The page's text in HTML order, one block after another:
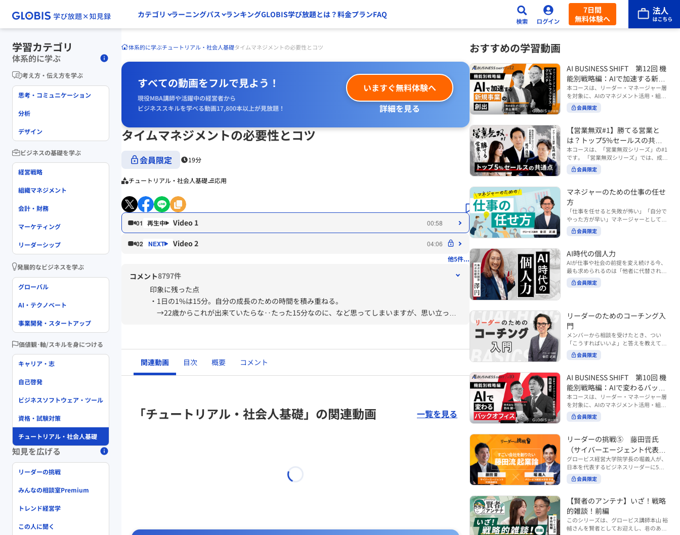
カテゴリ ラーニングパス ランキングGLOBIS学び放題とは？料金プランFAQ
7日間
無料体験へ
体系的に学ぶチュートリアル・社会人基礎タイムマネジメントの必要性とコツ
すべての動画をフルで見よう！
現役MBA講師や活躍中の経営者から
ビジネススキルを学べる動画17,800本以上が見放題！
いますぐ無料体験へ
詳細を見る
タイムマネジメントの必要性とコツ
会員限定 19分
チュートリアル・社会人基礎 応用
01 Video 1 00:58
02 Video 2
04:06
他5件...
コメント8797件
印象に残った点
・1日の1%は15分。自分の成長のための時間を積み重ねる。
→22歳からこれが出来ていたらな‥たった15分なのに、など思ってしまいますが、思い立った
感想
・計画を立ててしなかった（「出来なかった」もあるが「やらなかった」も多い）ことが何度もあ
り、罪悪感に苛まれる。出来たことを認識すること、自分を認めてあげることも必要。
関連動画 目次 概要 コメント
「チュートリアル・社会人基礎」の関連動画 一覧を見る
おすすめの学習動画
AI BUSINESS SHIFT 第12回 機
能別戦略編：AIで加速する新規
事業の創出
本コースは、リーダー・マネージャー層
を対象に、AIのマネジメント活用・組織
活用を体系的に学ぶ 『AI BUSINESS SHI
FTシリーズ（全12回）』の第12回で
る新規事業の創出」では、新規事業やス
タートアップを取り巻く環境がどのよう
に変化しているのかを俯瞰し、新たな価
値創造と非連続な成長を生み出すため
に、AI時代における事業機会の捉え方
や、成功確率を高めるための考え方につ
携わるリーダー・マネージャーの方 ・AI
を活用して事業創出のスピードや成功確
率を高めたい方 ・AI時代における新規事
業リーダーの役割やマインドセットを学
びたい方 ■AIシフトシリーズとは？ 『AI
BUSINESS SHIFTシリーズ』は以下の3
す。（順次公開） https://unlimited.glo
bis.co.jp/ja/tags/AI%E3%83%93%E3%8
2%B8%E3%83%8D%E3%82%B9%E3%
82%B7%E3%83%95%E3%83%88 ・基
礎編（第1回〜3回）：リーダーやマネー
のリーダーシップや組織変革を中心に学
ぶコース ・機能別戦略編（第8回〜12
回）：AI時代における機能別での戦略の
あり方を中心に学ぶコース より実践的な
AIツールの活用法について学びたい方は
『AI WORK SHIFTシリーズ』をご視聴く
3%BC%E3%82%AF%E3%82%B7%E3%
83%95%E3%83%88 ※本コースは、AIの
マネジメント活用を学ぶ「AIビジネスシ
フト」シリーズの一環として提供してい
ます。 ※本動画は、制作時点の情報に基
づき作成したものです（2026年03月制
会員限定
【営業無双#1】勝てる営業と
は？トップ5%セールスの共通
点
本コースは、「営業無双シリーズ」の#1
です。 「営業無双シリーズ」では、成約
率アップに向けて、お客様に選ばれ続け
る無双の営業になるための実践的な考え
（#2以降は順次公開） 本コースでは、
「勝てる営業とは？トップ5%セールス
の共通点」をテーマに BtoBでお客様に
選ばれる営業の役割 トップ5％のセール
スに共通する行動や考え方 成果につなが
る実践的なポイント などを解説します。
◾️こんな方におすすめ 提案しても顧客に
が多い方 顧客の本当の課題や決裁者の判
断基準をつかみきれず、案件が前に進ま
ない方 再現性のある営業テクニックを身
につけたい方 ※本動画は、制作時点の情
報に基づき作成したものです（2026年7
会員限定
マネジャーのための仕事の任せ
方
「仕事を任せると失敗が怖い」「自分で
やった方が早い」マネージャーとしてメ
ンバーやチームの力を引き出しながら成
果を上げるには、どのように仕事を任せ
い時代において、マネージャーとして成
果を上げ続けるためには、メンバーの個
性や特性を理解し、それに合わせた効果
的な任せ方を身につけることが重要で
す。このコースでは、ソーシャルスタイ
し、自身のリーダーシップを発揮できる
ようになっていきます。 ※本動画は、制
作時点の情報に基づき作成したものです
（2024年12月制作）
会員限定
AI時代の個人力
AIが仕事や社会の前提を変え続ける今、
最も求められるのは「他者に代替されな
い個としての力」“個人力”です。 本コー
スでは、澤円氏の著書『個人力』をもと
ーマは、「Being（ありたい自分）」を
中心に据え、自ら考え（Think）、変化
し（Transform）、協働する（Collabor
ate）ことで、自分らしい価値を発揮し
ていくこと。 リスキリングやAI活用が叫
ばれる今こそ、スキルより先に“自分の
軸”を問うことが重要です。 あなたは何
か？ このコースは、あなたが“ありたい
自分”として生き、キャリアをデザイン
していくための思考と行動のガイドにな
ります。 ※本動画は、制作時点の情報に
基づき作成したものです（2025年11月
制作）
会員限定
リーダーのためのコーチング入
門
メンバーから相談を受けたとき、つい
「こうすればいいよ」と答えを教えてし
まう。 あるいは、「自分で考えてほし
い」と思うあまり、すべて任せきりにし
つつ、自律的に仕事を進めてもらうため
にはどうすればよいのか。 こうした悩み
に直面するリーダー・マネージャーの方
は多いのではないでしょうか。 変化が激
しく、正解のない現代においては、指示
や助言にとどまらず、メンバーの思考を
引き出し、自律的な行動を促す「コーチ
す。 本コースでは、基礎的なコーチング
の考え方を押さえたうえで、実際の職場
で起こりがちな事例をもとに、相手の思
考と行動を引き出す関わり方を学びま
す。 また、代表的なコーチングのフレー
ムワークである「GROWモデル」を取り
の主体性を引き出していくのかを、わか
りやすく解説します。 メンバーとの対話
を、成長を促す機会へと変えていく。そ
の第一歩としておすすめのコースです。
コース内で紹介している「傾聴力」を深
会員限定
AI BUSINESS SHIFT 第10回 機
能別戦略編：AIで変わるバック
オフィス
本コースは、リーダー・マネージャー層
を対象に、AIのマネジメント活用・組織
活用を体系的に学ぶ 『AI BUSINESS SHI
FTシリーズ（全12回）』の第10回で
バックオフィス」では、人事・総務・労
務・経理・情報システムなどのバックオ
フィス領域において、定型業務の自動化
や効率化といった現場レベルのAI活用だ
けでなく、いかにして経営や戦略に貢献
する存在へと進化していくのかについて
考えを深め、学んでいきます。 ■こんな
理・情シスなど、バックオフィス部門を
率いるリーダー・マネージャーの方 ・バ
ックオフィス業務へのAI活用やDX推進を
担っている方 ・AI時代におけるバックオ
会員限定
リーダーの挑戦⑤ 藤田晋氏
（サイバーエージェント代表取
締役）
グロービス経営大学院学長の堀義人が、
日本を代表するビジネスリーダーに5つ
の質問（能力開発／挑戦／試練／仲間／
志）を投げかけ、その人生哲学を解き明
ーエージェント代表取締役の藤田晋氏。
起業の理由、経営をどうやって学んだ
か、アメーバブログ・ABEMAの立ち上
げ、経営チームづくりについてなど聞い
ていきます。（肩書きは2020年12月11
会員限定
【賢者のアンテナ】いざ！戦略
的雑談！前編
このシリーズは、グロービス講師本山 裕
輔さんを賢者としてお迎えし、巷のあり
学習カテゴリ
体系的に学ぶ
考え方・伝え方を学ぶ
思考・コミュニケーション
分析
デザイン
ビジネスの基礎を学ぶ
経営戦略
組織マネジメント
会計・財務
マーケティング
リーダーシップ
発展的なビジネスを学ぶ
グローバル
AI・テクノベート
事業開発・スタートアップ
価値観･軸/スキルを身につける
キャリア・志
自己啓発
ビジネスソフトウェア・ツール
資格・試験対策
チュートリアル・社会人基礎
知見を広げる
リーダーの挑戦
みんなの相談室Premium
トレンド経営学
この人に聞く